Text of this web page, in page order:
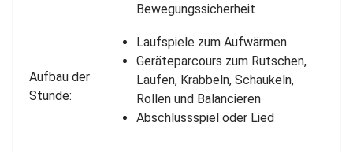
Bewegungssicherheit
Aufbau der
Stunde:
Laufspiele zum Aufwärmen
Geräteparcours zum Rutschen,
Laufen, Krabbeln, Schaukeln,
Rollen und Balancieren
Abschlussspiel oder Lied